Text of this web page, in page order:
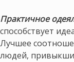
Практичное
способствует
Лучшее
людей,